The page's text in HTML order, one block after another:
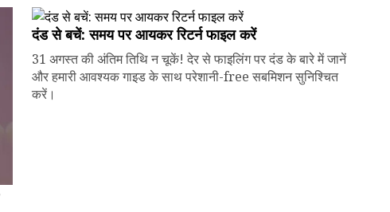
दंड से बचें: समय पर आयकर रिटर्न फाइल करें
31 अगस्त की अंतिम तिथि न चूकें! देर से फाइलिंग पर दंड के बारे में जानें
और हमारी आवश्यक गाइड के साथ परेशानी-free सबमिशन सुनिश्चित
करें।